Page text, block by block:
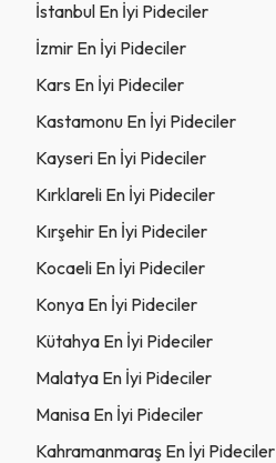
İstanbul En İyi Pideciler
İzmir En İyi Pideciler
Kars En İyi Pideciler
Kastamonu En İyi Pideciler
Kayseri En İyi Pideciler
Kırklareli En İyi Pideciler
Kırşehir En İyi Pideciler
Kocaeli En İyi Pideciler
Konya En İyi Pideciler
Kütahya En İyi Pideciler
Malatya En İyi Pideciler
Manisa En İyi Pideciler
Kahramanmaraş En İyi Pideciler